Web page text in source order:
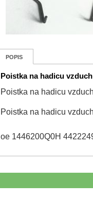
POPIS
Poistka na hadicu
Poistka na hadicu
Poistka na hadicu
oe 1446200Q0H